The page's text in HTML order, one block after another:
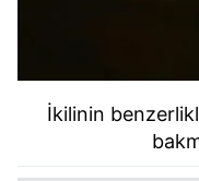
kılınması ve
reklam/pazarlama
sınırlı olarak açık
Çerezlere ilişkin
vasıtasıyla
için Ayarlar butonuna
İkilinin